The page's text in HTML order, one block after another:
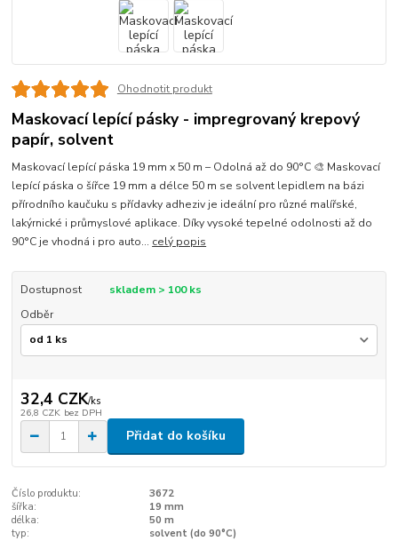
Ohodnotit produkt
Maskovací lepící pásky - impregrovaný krepový
papír, solvent
Maskovací lepící páska 19 mm x 50 m – Odolná až do 90°C 🎨 Maskovací
lepící páska o šířce 19 mm a délce 50 m se solvent lepidlem na bázi
přírodního kaučuku s přídavky adheziv je ideální pro různé malířské,
lakýrnické i průmyslové aplikace. Díky vysoké tepelné odolnosti až do
90°C je vhodná i pro auto... celý popis
Dostupnost
skladem > 100 ks
Odběr
32,4 CZK/ks
26,8 CZK bez DPH
Přidat do košíku
Číslo produktu:
3672
šířka:
19 mm
délka:
50 m
typ:
solvent (do 90°C)